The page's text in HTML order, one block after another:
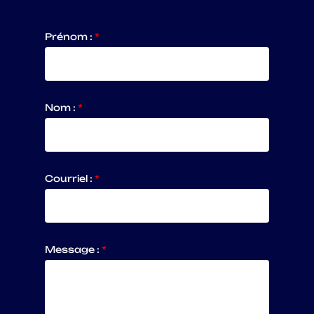
Prénom : *
Nom : *
Courriel : *
Message : *